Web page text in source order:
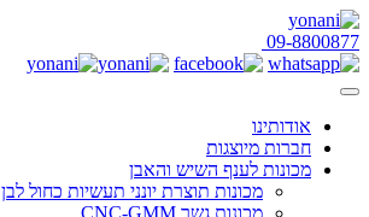
Skip
to
the
content
09-8800877
אודותינו
חברות מיוצגות
מכונות לענף השיש והאבן
מכונות תוצרת יונני תעשיות כחול לבן
מכונות גשר CNC-GMM